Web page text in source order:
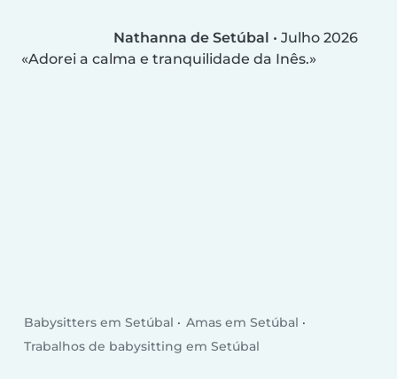
Nathanna de Setúbal • Julho 2026
Adorei a calma e tranquilidade da Inês.
Babysitters em Setúbal
Amas em Setúbal
Trabalhos de babysitting em Setúbal